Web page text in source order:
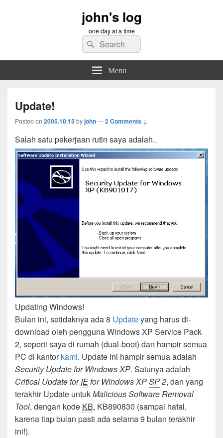
john's log
one day at a time
Search
for:
Search
Menu
Update!
Posted on 2005.10.15byjohn—2 Comments ↓
Salah satu pekerjaan rutin saya adalah..
Updating Windows!
Bulan ini, setidaknya ada 8 Updateyang harus di-
download oleh pengguna Windows XP Service Pack
2, seperti saya di rumah (dual-boot) dan hampir semua
PC di kantorkami. Update ini hampir semua adalah
Security Update for Windows XP. Satunya adalah
Critical Update forIEfor Windows XPSP2, dan yang
terakhir Update untukMalicious Software Removal
Tool, dengan kode KB, KB890830 (sampai hafal,
karena tiap bulan pasti ada selama 9 bulan terakhir
ini!).